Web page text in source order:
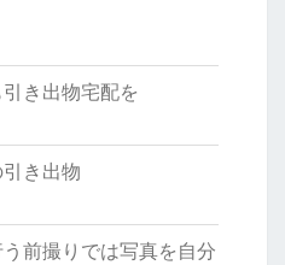
き出物宅配を
き出物
前撮りでは写真を自分